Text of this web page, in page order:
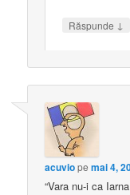
Răspunde ↓
acuviopemai 4,
“Vara nu-i ca